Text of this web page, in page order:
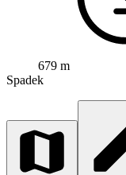
679 m
Spadek